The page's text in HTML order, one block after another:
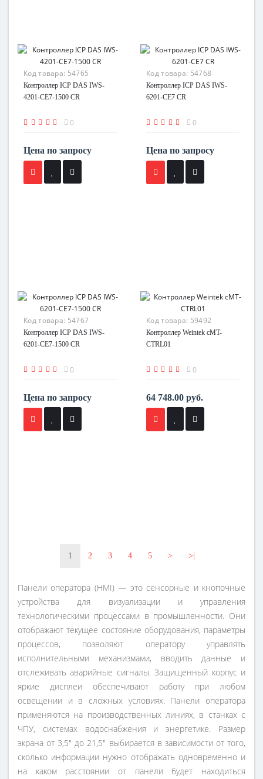
Код товара: 54765
Контроллер ICP DAS IWS-
4201-CE7-1500 CR
0
Цена по запросу
Код товара: 54768
Контроллер ICP DAS IWS-
6201-CE7 CR
0
Цена по запросу
Код товара: 54767
Контроллер ICP DAS IWS-
6201-CE7-1500 CR
0
Цена по запросу
Код товара: 59492
Контроллер Weintek cMT-
CTRL01
0
64 748.00 руб.
1 2 3 4 5 > >|
Панели оператора (HMI) — это сенсорные и кнопочные
устройства для визуализации и управления
технологическими процессами в промышленности. Они
отображают текущее состояние оборудования, параметры
процессов, позволяют оператору управлять
исполнительными механизмами, вводить данные и
отслеживать аварийные сигналы. Защищенный корпус и
яркие дисплеи обеспечивают работу при любом
освещении и в сложных условиях. Панели оператора
применяются на производственных линиях, в станках с
ЧПУ, системах водоснабжения и энергетике. Размер
экрана от 3,5" до 21,5" выбирается в зависимости от того,
сколько информации нужно отображать одновременно и
на каком расстоянии от панели будет находиться